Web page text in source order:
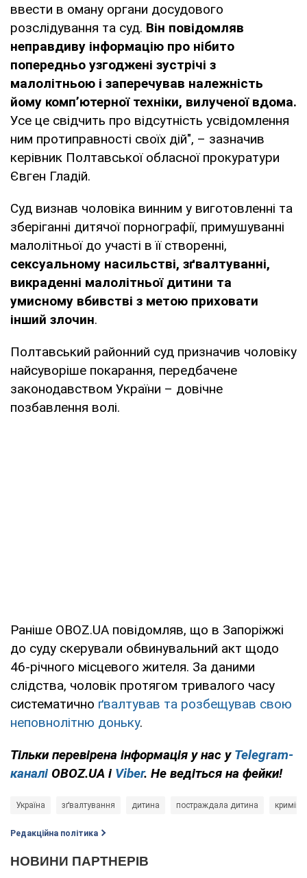
ввести в оману органи досудового
розслідування та суд. Він повідомляв
неправдиву інформацію про нібито
попередньо узгоджені зустрічі з
малолітньою і заперечував належність
йому комп’ютерної техніки, вилученої вдома.
Усе це свідчить про відсутність усвідомлення
ним протиправності своїх дій", – зазначив
керівник Полтавської обласної прокуратури
Євген Гладій.
Суд визнав чоловіка винним у виготовленні та
зберіганні дитячої порнографії, примушуванні
малолітньої до участі в її створенні,
сексуальному насильстві, зґвалтуванні,
викраденні малолітньої дитини та
умисному вбивстві з метою приховати
інший злочин.
Полтавський районний суд призначив чоловіку
найсуворіше покарання, передбачене
законодавством України – довічне
позбавлення волі.
Раніше OBOZ.UA повідомляв, що в Запоріжжі
до суду скерували обвинувальний акт щодо
46-річного місцевого жителя. За даними
слідства, чоловік протягом тривалого часу
систематично ґвалтував та розбещував свою
неповнолітню доньку.
Тільки перевірена інформація у нас у Telegram-
каналі OBOZ.UA і Viber. Не ведіться на фейки!
Україна зґвалтування дитина постраждала дитина
Редакційна політика